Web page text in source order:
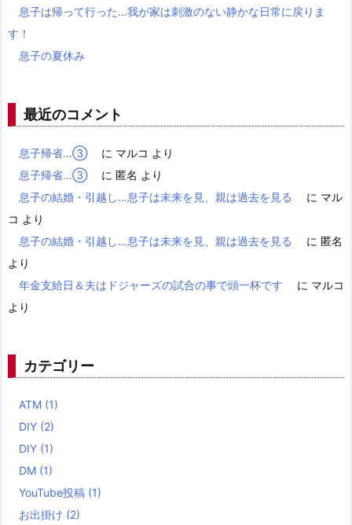
息子は帰って行った…我が家は刺激のない静かな日常に戻りま
す！
息子の夏休み
最近のコメント
息子帰省…③ に マルコ より
息子帰省…③
に 匿名 より
息子の結婚・引越し…息子は未来を見、親は過去を見る
に マル
コ より
息子の結婚・引越し…息子は未来を見、親は過去を見る
に 匿名
より
年金支給日＆夫はドジャーズの試合の事で頭一杯です
に マルコ
より
カテゴリー
ATM (1)
DIY (2)
DIY (1)
DM (1)
YouTube投稿 (1)
お出掛け (2)